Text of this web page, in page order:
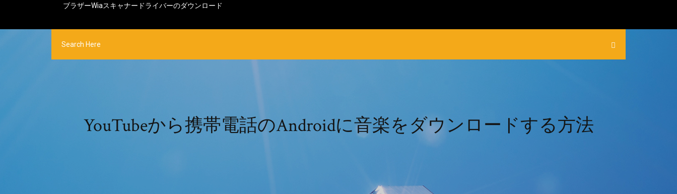
ブラザーwiaスキャナードライバーのダウンロード
YouTubeから携帯電話のAndroidに音楽をダウンロードする方法